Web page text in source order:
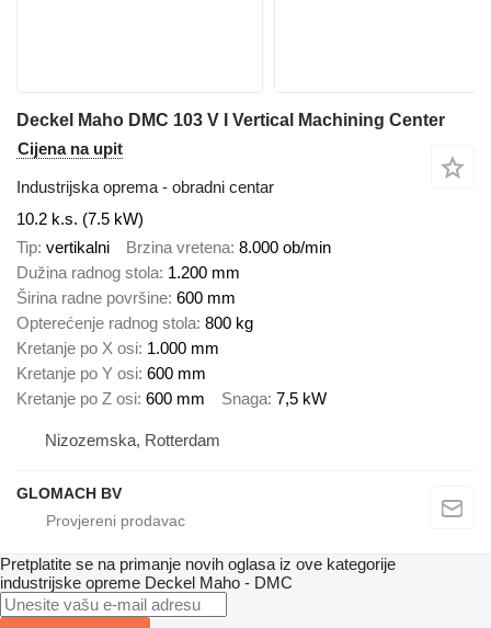
Deckel Maho DMC 103 V I Vertical Machining Center
Cijena na upit
Industrijska oprema - obradni centar
10.2 k.s. (7.5 kW)
Tip vertikalni Brzina vretena 8.000 ob/min
Dužina radnog stola 1.200 mm
Širina radne površine 600 mm
Opterećenje radnog stola 800 kg
Kretanje po X osi 1.000 mm
Kretanje po Y osi 600 mm
Kretanje po Z osi 600 mm Snaga 7,5 kW
Nizozemska, Rotterdam
GLOMACH BV
Pretplatite se na primanje novih oglasa iz ove kategorije
industrijske opreme Deckel Maho - DMC